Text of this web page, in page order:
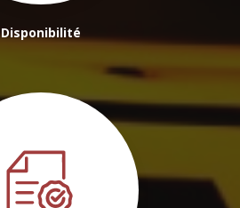
Disponibilité